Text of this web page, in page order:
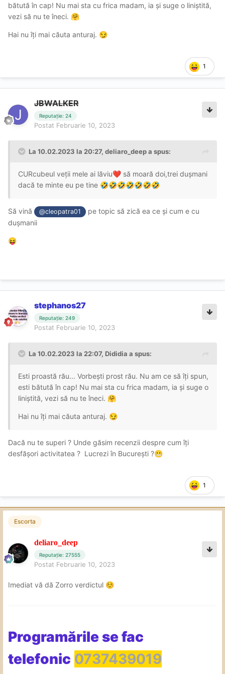
bătută în cap! Nu mai sta cu frica madam, ia și suge o liniștită,
vezi să nu te îneci. 🤗
Hai nu îți mai căuta anturaj. 😏
1
JBWALKER
Reputație: 24
Postat Februarie 10, 2023
La 10.02.2023 la 20:27, deliaro_deepa spus:
CURcubeul veții mele ai lăviu❤️ să moară doi,trei dușmani
dacă te minte eu pe tine 🤣🤣🤣🤣🤣🤣🤣
Să vină @cleopatra01
pe topic să zică ea ce și cum e cu
dușmanii
😝
stephanos27
Reputație: 249
Postat Februarie 10, 2023
La 10.02.2023 la 22:07, Dididia a spus:
Esti proastă rău... Vorbești prost rău. Nu am ce să îți spun,
esti bătută în cap! Nu mai sta cu frica madam, ia și suge o
liniștită, vezi să nu te îneci. 🤗
Hai nu îți mai căuta anturaj. 😏
Dacă nu te superi ? Unde găsim recenzii despre cum îți
desfășori activitatea ? Lucrezi în București ?😬
1
Escorta
deliaro_deep
Reputație: 27555
Postat Februarie 10, 2023
Imediat vă dă Zorro verdictul ☺️
Programările se fac
telefonic 0737439019